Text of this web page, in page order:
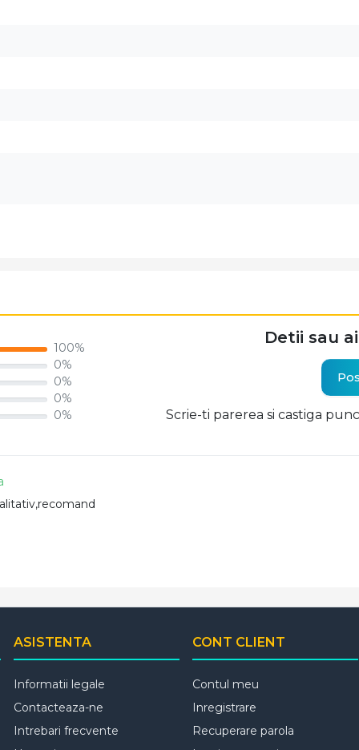
100%
0%
0%
0%
0%
Detii sau
Scrie-ti parerea si castiga
ASISTENTA
Informatii legale
Contacteaza-ne
Intrebari frecvente
CONT CLIENT
Contul meu
Inregistrare
Recuperare parola